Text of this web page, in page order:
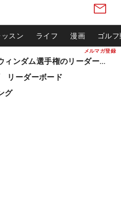
メルマガ登録
ッスン ライフ 漫画 ゴル
松山英樹ら出場 ウィンダム選手権のリーダーボード
リーダーボード
グ